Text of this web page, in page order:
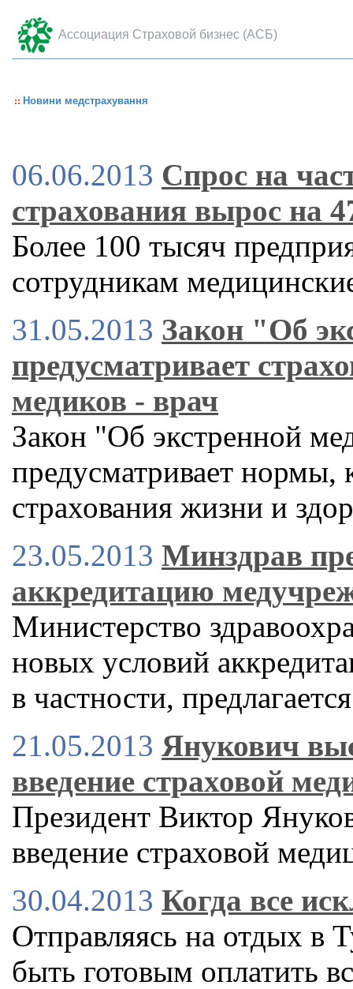
Ассоциация Страховой бизнес (АСБ)
Новини медстрахування
06.06.2013 Спрос на
страхования вырос на
Более 100 тысяч
сотрудникам
31.05.2013 Закон "Об
предусматривает
медиков - врач
Закон "Об экстренной
предусматривает нормы,
страхования жизни и
23.05.2013 Минздрав
аккредитацию
Министерство
новых условий
в частности,
21.05.2013 Янукович
введение страховой
Президент Виктор
введение страховой
30.04.2013 Когда все
Отправляясь на отдых в
быть готовым оплатить